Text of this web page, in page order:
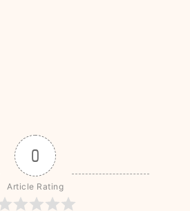
0
Article Rating